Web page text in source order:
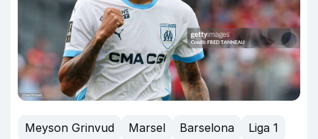
Meyson Grinvud Marsel Barselona
Liga 1